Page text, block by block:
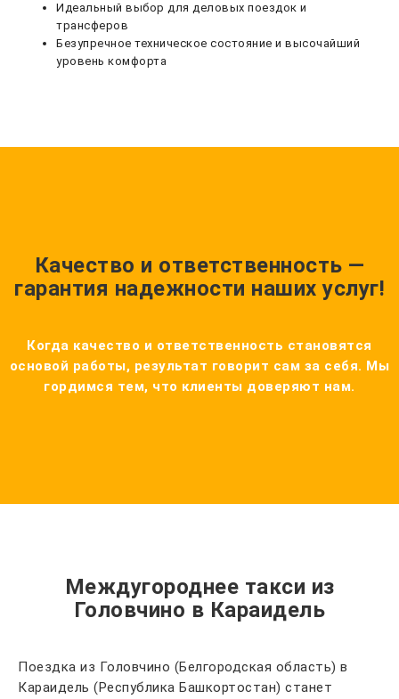
Идеальный выбор для деловых поездок и
трансферов
Безупречное техническое состояние и высочайший
уровень комфорта
Качество и ответственность —
гарантия надежности наших услуг!
Когда качество и ответственность становятся
основой работы, результат говорит сам за себя. Мы
гордимся тем, что клиенты доверяют нам.
Междугороднее такси из
Головчино в Караидель
Поездка из Головчино (Белгородская область) в
Караидель (Республика Башкортостан) станет